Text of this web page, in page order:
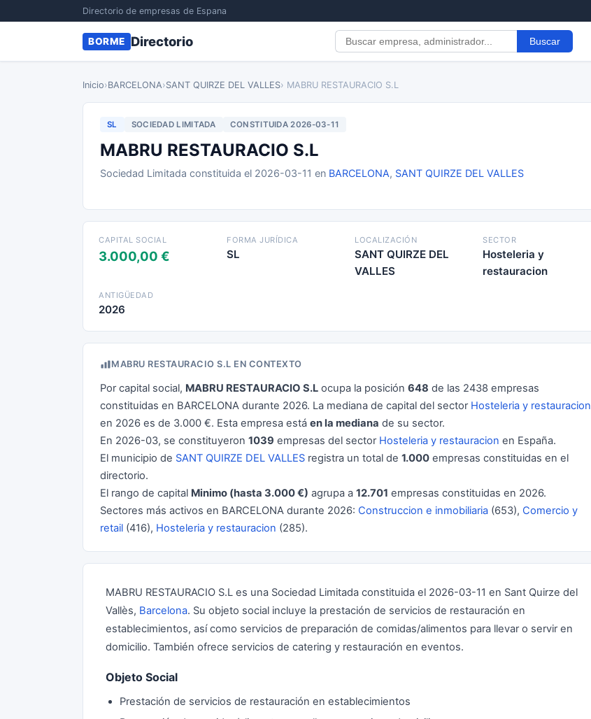
Directorio de empresas de Espana
BORME Directorio Buscar
Inicio›BARCELONA›SANT QUIRZE DEL VALLES› MABRU RESTAURACIO S.L
SL SOCIEDAD LIMITADA CONSTITUIDA 2026-03-11
MABRU RESTAURACIO S.L
Sociedad Limitada constituida el 2026-03-11 en BARCELONA, SANT QUIRZE DEL VALLES
CAPITAL SOCIAL
3.000,00 €
FORMA JURÍDICA
SL
LOCALIZACIÓN
SANT QUIRZE DEL
VALLES
SECTOR
Hosteleria y
restauracion
ANTIGÜEDAD
2026
MABRU RESTAURACIO S.L EN CONTEXTO
Por capital social, MABRU RESTAURACIO S.L ocupa la posición 648 de las 2438 empresas
constituidas en BARCELONA durante 2026. La mediana de capital del sector Hosteleria y restauracion
en 2026 es de 3.000 €. Esta empresa está en la mediana de su sector.
En 2026-03, se constituyeron 1039 empresas del sector Hosteleria y restauracion en España.
El municipio de SANT QUIRZE DEL VALLES registra un total de 1.000 empresas constituidas en el
directorio.
El rango de capital Minimo (hasta 3.000 €) agrupa a 12.701 empresas constituidas en 2026.
Sectores más activos en BARCELONA durante 2026: Construccion e inmobiliaria (653), Comercio y
retail (416), Hosteleria y restauracion (285).
MABRU RESTAURACIO S.L es una Sociedad Limitada constituida el 2026-03-11 en Sant Quirze del
Vallès, Barcelona. Su objeto social incluye la prestación de servicios de restauración en
establecimientos, así como servicios de preparación de comidas/alimentos para llevar o servir en
domicilio. También ofrece servicios de catering y restauración en eventos.
Objeto Social
Prestación de servicios de restauración en establecimientos